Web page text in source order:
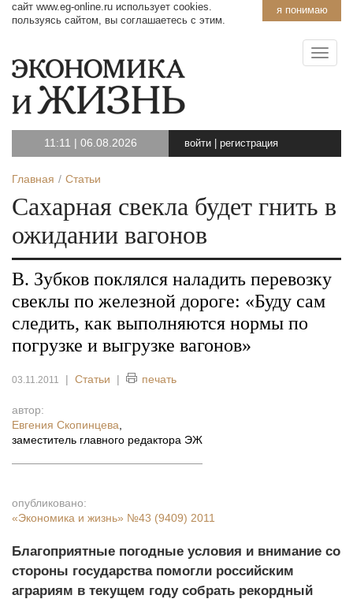
я понимаю
сайт www.eg-online.ru использует cookies.
пользуясь сайтом, вы соглашаетесь с этим.
11:11 | 06.08.2026 войти регистрация
Главная Статьи
Сахарная свекла будет гнить в
ожидании вагонов
В. Зубков поклялся наладить перевозку
свеклы по железной дороге: «Буду сам
следить, как выполняются нормы по
погрузке и выгрузке вагонов»
03.11.2011 | Статьи | печать
автор:
Евгения Скопинцева
заместитель главного редактора ЭЖ
опубликовано:
«Экономика и жизнь» №43 (9409) 2011
Благоприятные погодные условия и внимание со
стороны государства помогли российским
аграриям в текущем году собрать рекордный